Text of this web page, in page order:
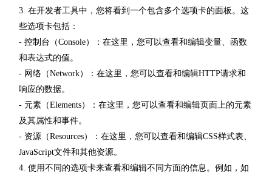
3. 在开发者工具中，您将看到一个包含多个选项卡的面板。这
些选项卡包括：
- 控制台（Console）：在这里，您可以查看和编辑变量、函数
和表达式的值。
- 网络（Network）：在这里，您可以查看和编辑HTTP请求和
响应的数据。
- 元素（Elements）：在这里，您可以查看和编辑页面上的元素
及其属性和事件。
- 资源（Resources）：在这里，您可以查看和编辑CSS样式表、
JavaScript文件和其他资源。
4. 使用不同的选项卡来查看和编辑不同方面的信息。例如，如